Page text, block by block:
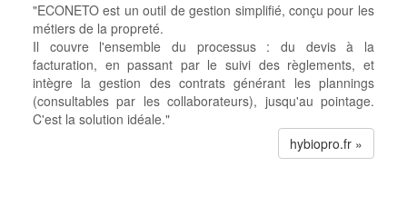
"ECONETO est un outil de gestion simplifié, conçu pour les
métiers de la propreté.
Il couvre l'ensemble du processus : du devis à la
facturation, en passant par le suivi des règlements, et
intègre la gestion des contrats générant les plannings
(consultables par les collaborateurs), jusqu'au pointage.
C'est la solution idéale."
hybiopro.fr »